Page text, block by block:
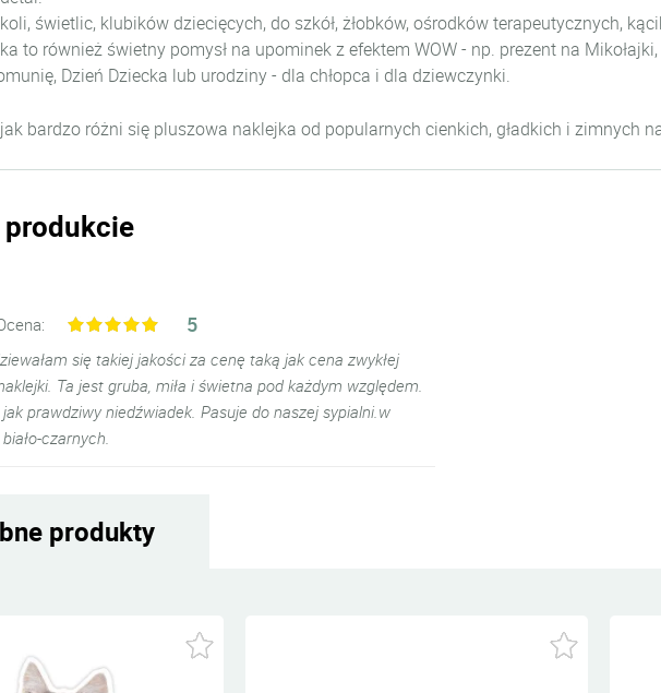
świetlic, klubików dziecięcych, do szkół, żłobków, ośrodków terapeutycznych,
to również świetny pomysł na upominek z efektem WOW - np. prezent na
Dzień Dziecka lub urodziny - dla chłopca i dla dziewczynki.
bardzo różni się pluszowa naklejka od popularnych cienkich, gładkich i zimnych
5
się takiej jakości za cenę taką jak cena zwykłej
Ta jest gruba, miła i świetna pod każdym względem.
prawdziwy niedźwiadek. Pasuje do naszej sypialni.w
czarnych.
produkty